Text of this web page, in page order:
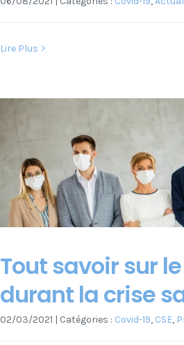
Lire Plus
Tout savoir sur le
durant la crise
02/03/2021 | Catégories : Covid-19, CSE,